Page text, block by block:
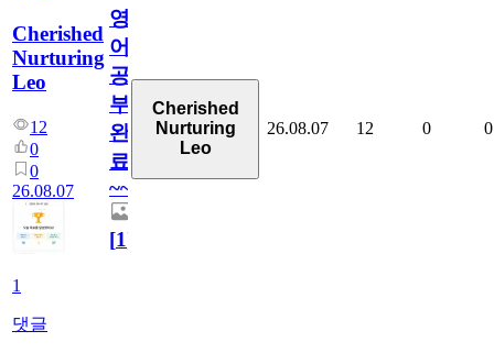
Cherished
Nurturing
Leo
12
0
0
26.08.07
1
댓글
영
어
공
부
완
료
~~
[1]
Cherished
Nurturing
Leo
26.08.07 12 0 0